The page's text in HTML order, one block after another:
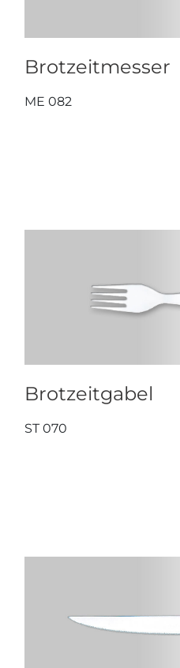
Brotzeitmesser
ME 082
Brotzeitgabel
ST 070